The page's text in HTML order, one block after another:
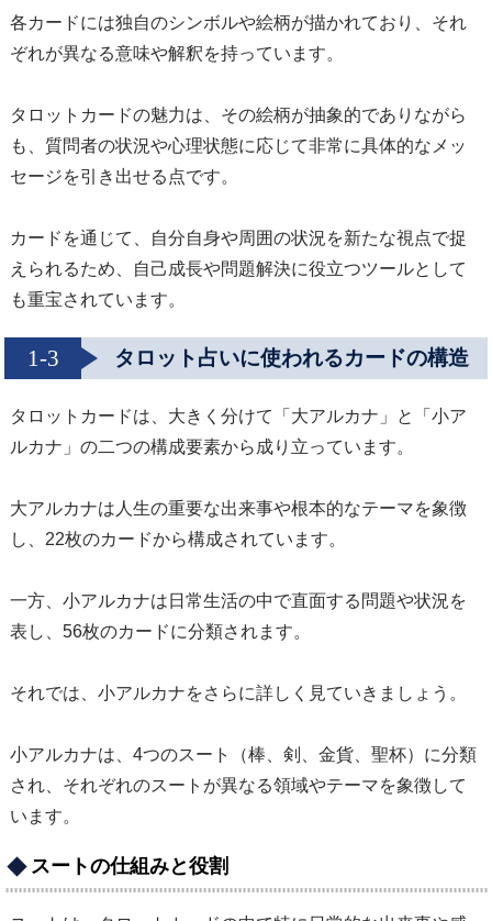
各カードには独自のシンボルや絵柄が描かれており、それ
ぞれが異なる意味や解釈を持っています。
タロットカードの魅力は、その絵柄が抽象的でありながら
も、質問者の状況や心理状態に応じて非常に具体的なメッ
セージを引き出せる点です。
カードを通じて、自分自身や周囲の状況を新たな視点で捉
えられるため、自己成長や問題解決に役立つツールとして
も重宝されています。
1-3 タロット占いに使われるカードの構造
タロットカードは、大きく分けて「大アルカナ」と「小ア
ルカナ」の二つの構成要素から成り立っています。
大アルカナは人生の重要な出来事や根本的なテーマを象徴
し、22枚のカードから構成されています。
一方、小アルカナは日常生活の中で直面する問題や状況を
表し、56枚のカードに分類されます。
それでは、小アルカナをさらに詳しく見ていきましょう。
小アルカナは、4つのスート（棒、剣、金貨、聖杯）に分類
され、それぞれのスートが異なる領域やテーマを象徴して
います。
スートの仕組みと役割